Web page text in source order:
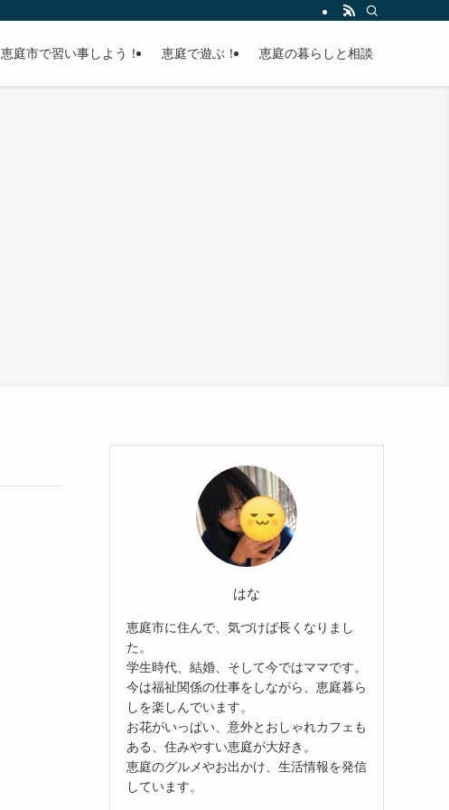
恵庭市で習い事しよう！ 恵庭で遊ぶ！ 恵庭の暮らしと相談
はな
恵庭市に住んで、気づけば長くなりまし
た。
学生時代、結婚、そして今ではママです。
今は福祉関係の仕事をしながら、恵庭暮ら
しを楽しんでいます。
お花がいっぱい、意外とおしゃれカフェも
ある、住みやすい恵庭が大好き。
恵庭のグルメやお出かけ、生活情報を発信
しています。